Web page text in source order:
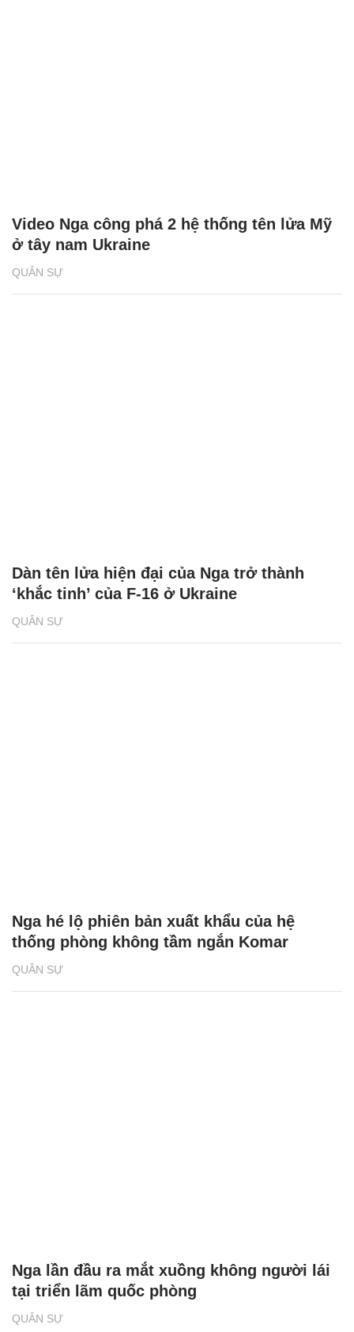
QUÂN SỰ
Video Nga công phá 2 hệ thống tên lửa Mỹ
ở tây nam Ukraine
QUÂN SỰ
Dàn tên lửa hiện đại của Nga trở thành
‘khắc tinh’ của F-16 ở Ukraine
QUÂN SỰ
Nga hé lộ phiên bản xuất khẩu của hệ
thống phòng không tầm ngắn Komar
QUÂN SỰ
Nga lần đầu ra mắt xuồng không người lái
tại triển lãm quốc phòng